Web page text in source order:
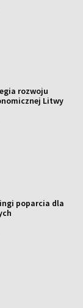
rozwoju
Litwy
poparcia dla